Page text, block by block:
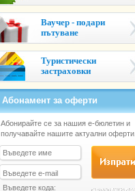
Ваучер - подари
пътуване
Туристически
застраховки
Абонамент за оферти
Абонирайте се за нашия е-бюлетин и
получавайте нашите актуални оферти.
Въведете кода: